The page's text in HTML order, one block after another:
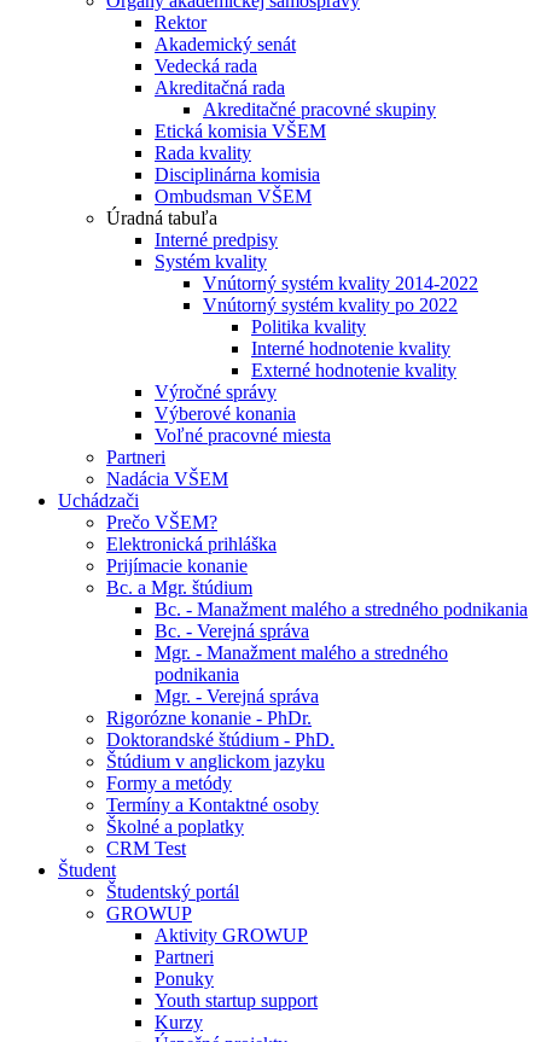
Rektor
Akademický senát
Vedecká rada
Akreditačná rada
Akreditačné pracovné skupiny
Etická komisia VŠEM
Rada kvality
Disciplinárna komisia
Ombudsman VŠEM
Úradná tabuľa
Interné predpisy
Systém kvality
Vnútorný systém kvality 2014-2022
Vnútorný systém kvality po 2022
Politika kvality
Interné hodnotenie kvality
Externé hodnotenie kvality
Výročné správy
Výberové konania
Voľné pracovné miesta
Partneri
Nadácia VŠEM
Uchádzači
Prečo VŠEM?
Elektronická prihláška
Prijímacie konanie
Bc. a Mgr. štúdium
Bc. - Manažment malého a stredného podnikania
Bc. - Verejná správa
Mgr. - Manažment malého a stredného
podnikania
Mgr. - Verejná správa
Rigorózne konanie - PhDr.
Doktorandské štúdium - PhD.
Štúdium v anglickom jazyku
Formy a metódy
Termíny a Kontaktné osoby
Školné a poplatky
CRM Test
Študent
Študentský portál
GROWUP
Aktivity GROWUP
Partneri
Ponuky
Youth startup support
Kurzy